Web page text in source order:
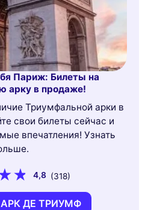
Париж: Билеты на
арку в продаже!
Триумфальной арки в
свои билеты сейчас и
впечатления! Узнать
4,8 (318)
ДЕ ТРИУМФ